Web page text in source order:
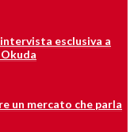
esclusiva a
un mercato che parla